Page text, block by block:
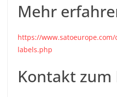
Mehr
https://
labels.php
Kontakt zum